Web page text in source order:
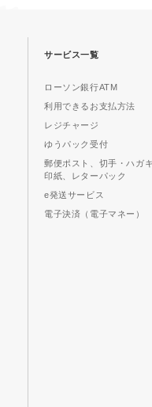
サービス一覧
ローソン銀行ATM
利用できるお支払方法
レジチャージ
ゆうパック受付
郵便ポスト、切手・ハガ
印紙、レターパック
e発送サービス
電子決済（電子マネー）